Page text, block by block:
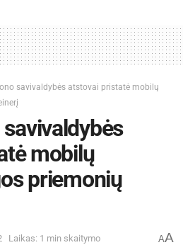
savivaldybės atstovai pristatė mobilų
mobilų
priemonių
Laikas: 1 min skaitymo AA